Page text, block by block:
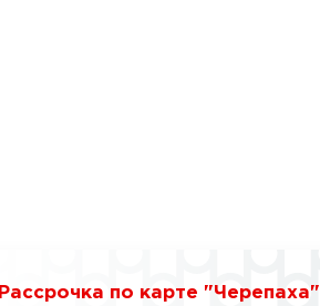
Рассрочка по карте "Черепаха"